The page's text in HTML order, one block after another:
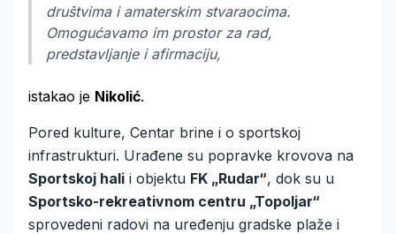
društvima i amaterskim stvaraocima.
Omogućavamo im prostor za rad,
predstavljanje i afirmaciju,
istakao je Nikolić.
Pored kulture, Centar brine i o sportskoj
infrastrukturi. Urađene su popravke krovova na
Sportskoj hali i objektu FK „Rudar“, dok su u
Sportsko-rekreativnom centru „Topoljar“
sprovedeni radovi na uređenju gradske plaže i